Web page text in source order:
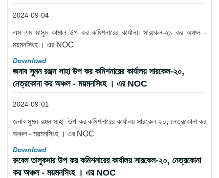
2024-09-04
এস এম মাসুদ কামাল উপ কর কমিশনারের কার্যালয় সারকেল-২১ কর অঞ্চল -
ময়মনসিংহ । এর NOC
Download
জনাব সুমন রঞ্জন সাহা উপ কর কমিশনারের কার্যালয় সারকেল-২০,
নেত্রকোনা কর অঞ্চল - ময়মনসিংহ । এর NOC
2024-09-01
জনাব সুমন রঞ্জন সাহা উপ কর কমিশনারের কার্যালয় সারকেল-২০, নেত্রকোনা কর
অঞ্চল - ময়মনসিংহ । এর NOC
Download
রুবেল তালুকদার উপ কর কমিশনারের কার্যালয় সারকেল-২০, নেত্রকোনা
কর অঞ্চল - ময়মনসিংহ । এর NOC